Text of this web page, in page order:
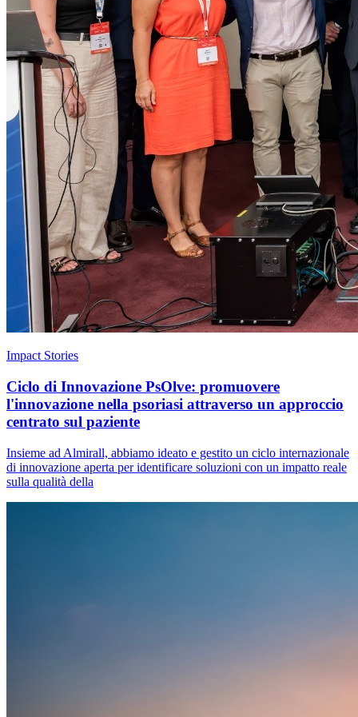
Impact Stories
Ciclo di Innovazione PsOlve: promuovere
l'innovazione nella psoriasi attraverso un approccio
centrato sul paziente
Insieme ad Almirall, abbiamo ideato e gestito un ciclo internazionale
di innovazione aperta per identificare soluzioni con un impatto reale
sulla qualità della